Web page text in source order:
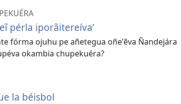
pérla iporãitereíva’
fórma ojuhu pe añetegua oñeʼẽva Ñandejára
okambia chupekuéra?
la béisbol